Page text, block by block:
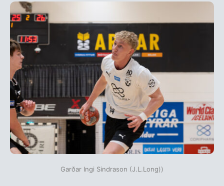
Garðar Ingi Sindrason (J.L.Long))